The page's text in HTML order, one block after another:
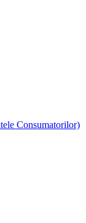
Consumatorilor)